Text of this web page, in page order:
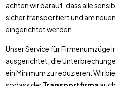
achten wir darauf, dass alle
sicher transportiert und am
eingerichtet werden.
Unser Service für Firmenumzüge
ausgerichtet, die
ein Minimum zu reduzieren. Wir